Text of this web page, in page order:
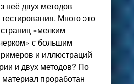
неё двух методов
Много это
«мелким
с большим
и иллюстраций
и двух методов? По
проработан